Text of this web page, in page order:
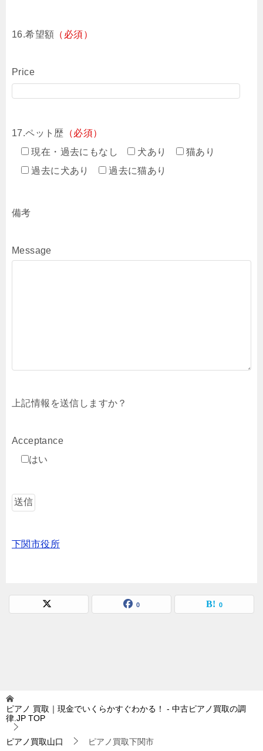
16.希望額 （必須）
Price
17.ペット歴 （必須）
現在・過去にもなし
犬あり
猫あり
過去に犬あり
過去に猫あり
備考
Message
上記情報を送信しますか？
Acceptance
はい
下関市役所
0 0
ピアノ 買取｜現金でいくらかすぐわかる！ - 中古ピアノ買取の調
律.JP TOP
ピアノ買取山口 ピアノ買取下関市